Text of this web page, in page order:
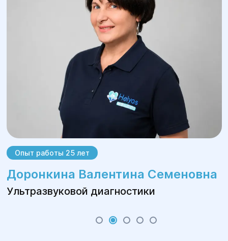
Опыт работы 25 лет
Доронкина Валентина Семеновна
Ультразвуковой диагностики